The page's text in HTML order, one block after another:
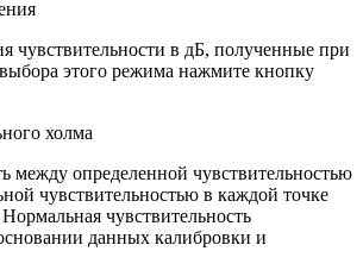
чувствительности в дБ, полученные при
этого режима нажмите кнопку
холма
между определенной чувствительностью
чувствительностью в каждой точке
чувствительность
данных калибровки и